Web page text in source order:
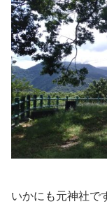
いかにも元神社で